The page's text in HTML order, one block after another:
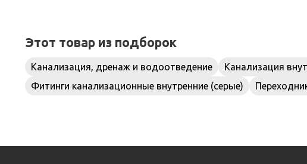
Этот товар из подборок
Канализация, дренаж и водоотведение
Канализация
Фитинги канализационные внутренние (серые)